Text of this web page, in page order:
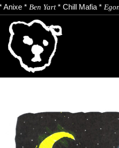
Anixe*Ben Yart*Chill Mafia*Egon
DENDA
ARTISTAK.
BERRIAK.